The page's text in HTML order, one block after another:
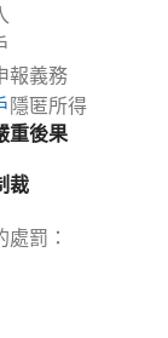
報義務
隱匿所得
重後果
裁
罰：